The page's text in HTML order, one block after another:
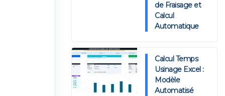
de Fraisage et
Calcul
Automatique
Calcul Temps
Usinage Excel :
Modèle
Automatisé